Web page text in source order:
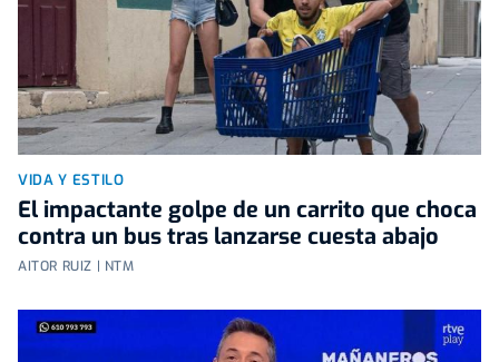
VIDA Y ESTILO
El impactante golpe de un carrito que choca
contra un bus tras lanzarse cuesta abajo
AITOR RUIZ | NTM